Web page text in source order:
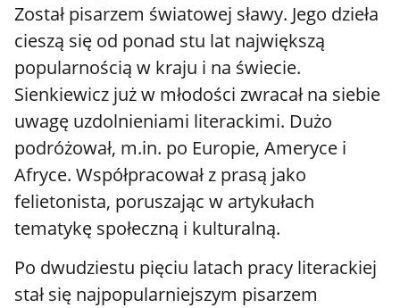
Został pisarzem światowej sławy. Jego dzieła
cieszą się od ponad stu lat największą
popularnością w kraju i na świecie.
Sienkiewicz już w młodości zwracał na siebie
uwagę uzdolnieniami literackimi. Dużo
podróżował, m.in. po Europie, Ameryce i
Afryce. Współpracował z prasą jako
felietonista, poruszając w artykułach
tematykę społeczną i kulturalną.
Po dwudziestu pięciu latach pracy literackiej
stał się najpopularniejszym pisarzem